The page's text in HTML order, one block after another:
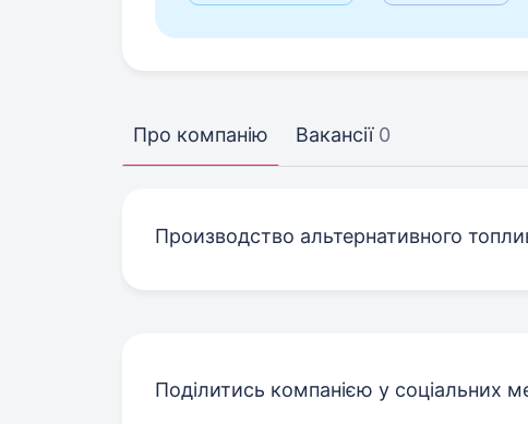
Про компанію Вакансії 0
Производство альтернативного
Поділитись компанією у соціальних